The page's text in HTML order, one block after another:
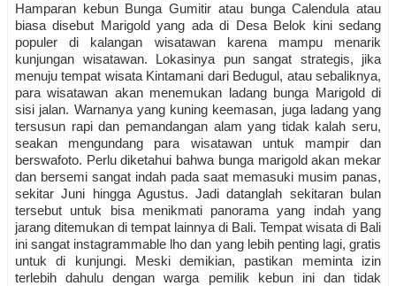
Hamparan kebun Bunga Gumitir atau bunga Calendula atau
biasa disebut Marigold yang ada di Desa Belok kini sedang
populer di kalangan wisatawan karena mampu menarik
kunjungan wisatawan. Lokasinya pun sangat strategis, jika
menuju tempat wisata Kintamani dari Bedugul, atau sebaliknya,
para wisatawan akan menemukan ladang bunga Marigold di
sisi jalan. Warnanya yang kuning keemasan, juga ladang yang
tersusun rapi dan pemandangan alam yang tidak kalah seru,
seakan mengundang para wisatawan untuk mampir dan
berswafoto. Perlu diketahui bahwa bunga marigold akan mekar
dan bersemi sangat indah pada saat memasuki musim panas,
sekitar Juni hingga Agustus. Jadi datanglah sekitaran bulan
tersebut untuk bisa menikmati panorama yang indah yang
jarang ditemukan di tempat lainnya di Bali. Tempat wisata di Bali
ini sangat instagrammable lho dan yang lebih penting lagi, gratis
untuk di kunjungi. Meski demikian, pastikan meminta izin
terlebih dahulu dengan warga pemilik kebun ini dan tidak